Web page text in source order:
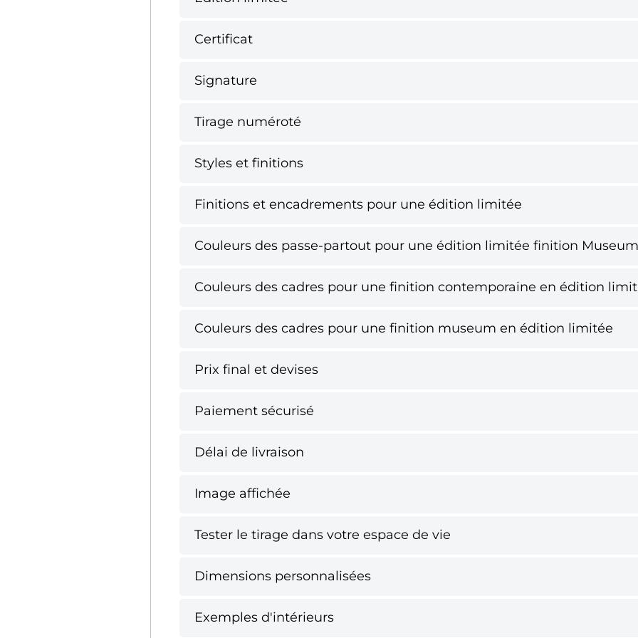
Certificat
Signature
Tirage numéroté
Styles et finitions
Finitions et encadrements pour une édition limitée
Couleurs des passe-partout pour une édition limitée finition Museum
Couleurs des cadres pour une finition contemporaine en édition
Couleurs des cadres pour une finition museum en édition limitée
Prix final et devises
Paiement sécurisé
Délai de livraison
Image affichée
Tester le tirage dans votre espace de vie
Dimensions personnalisées
Exemples d'intérieurs